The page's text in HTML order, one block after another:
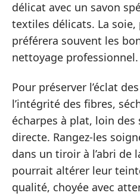
délicat avec un savon
textiles délicats. La soie,
préférera souvent les
nettoyage professionnel.
Pour préserver l’éclat
l’intégrité des fibres,
écharpes à plat, loin des
directe. Rangez-les
dans un tiroir à l’abri de
pourrait altérer leur
qualité, choyée avec